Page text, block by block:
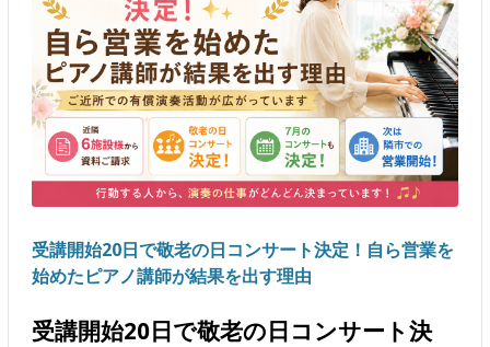
受講開始20日で敬老の日コンサート決定！自ら営業を
始めたピアノ講師が結果を出す理由
受講開始20日で敬老の日コンサート決